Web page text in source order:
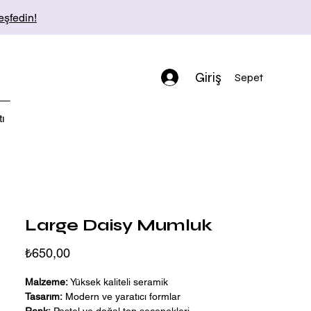
Giriş Sepet
Large Daisy Mumluk
₺650,00Fiyat
Malzeme:Yüksek kaliteli seramik
Tasarım: Modern ve yaratıcı formlar